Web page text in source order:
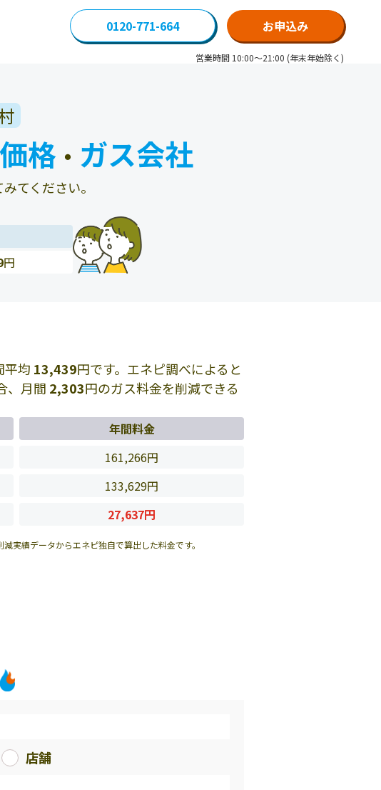
0120-771-664 お申込み
営業時間 10:00～21:00 (年末年始除く)
格 ・ ガス会社
てください。
円
平均 13,439円です。エネピ調べによると
、月間 2,303円のガス料金を削減できる
年間料金
161,266円
133,629円
27,637円
実績データからエネピ独自で算出した料金です。
店舗